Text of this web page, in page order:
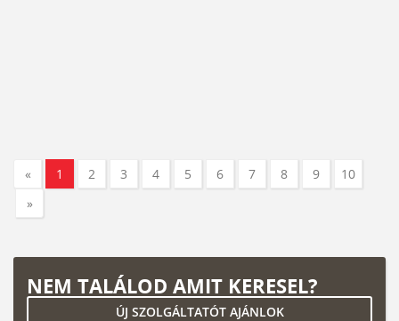
« 1 2 3 4 5 6 7 8 9
10
»
NEM TALÁLOD AMIT KERESEL?
ÚJ SZOLGÁLTATÓT AJÁNLOK